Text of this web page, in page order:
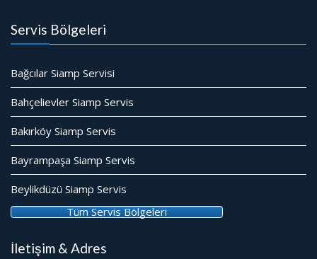
Servis Bölgeleri
Bağcılar Siamp Servisi
Bahçelievler Siamp Servis
Bakırköy Siamp Servis
Bayrampaşa Siamp Servis
Beylikdüzü Siamp Servis
Tüm Servis Bölgeleri
İletişim & Adres